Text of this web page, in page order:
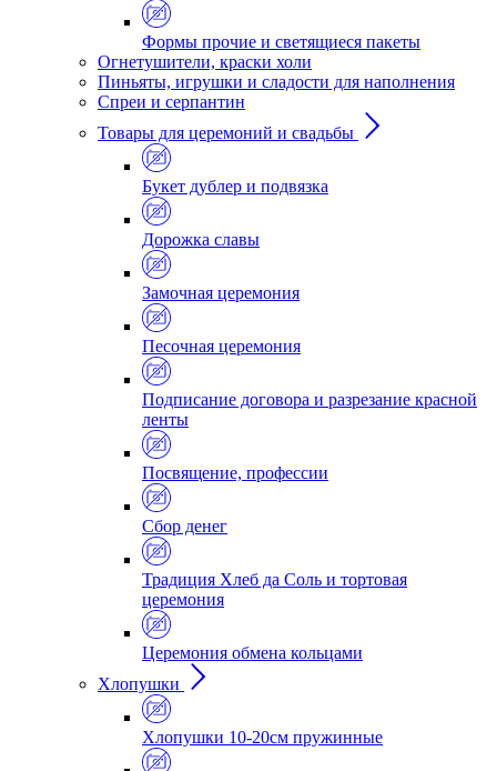
Формы прочие и светящиеся пакеты
Огнетушители, краски холи
Пиньяты, игрушки и сладости для наполнения
Спреи и серпантин
Товары для церемоний и свадьбы
Букет дублер и подвязка
Дорожка славы
Замочная церемония
Песочная церемония
Подписание договора и разрезание красной
ленты
Посвящение, профессии
Сбор денег
Традиция Хлеб да Соль и тортовая
церемония
Церемония обмена кольцами
Хлопушки
Хлопушки 10-20см пружинные